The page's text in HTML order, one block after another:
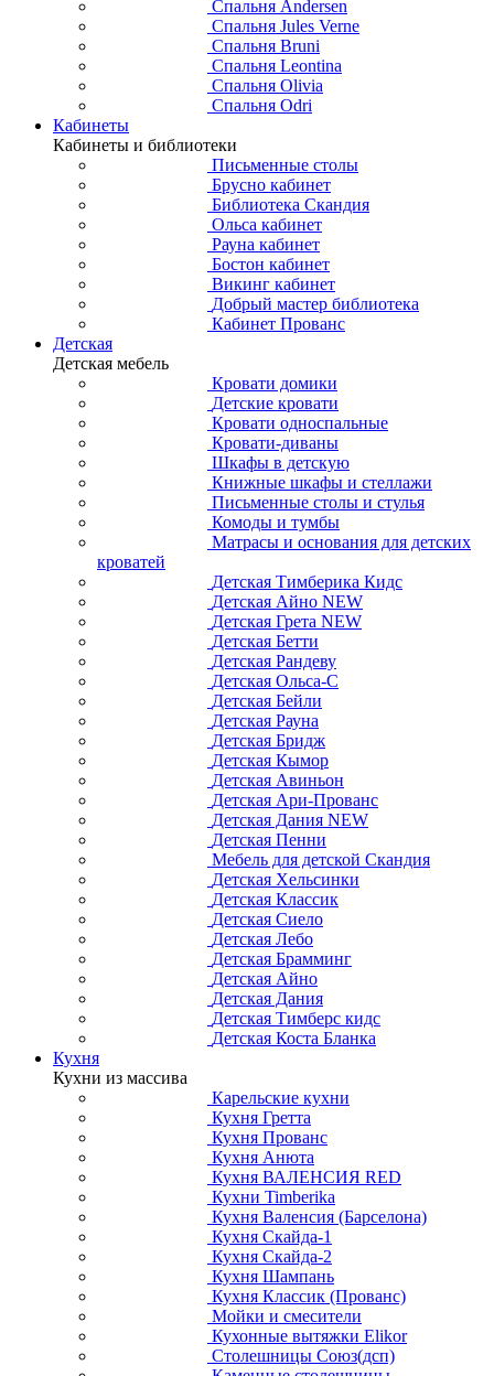
Спальня Andersen
Спальня Jules Verne
Спальня Bruni
Спальня Leontina
Спальня Olivia
Спальня Odri
Кабинеты
Кабинеты и библиотеки
Письменные столы
Брусно кабинет
Библиотека Скандия
Ольса кабинет
Рауна кабинет
Бостон кабинет
Викинг кабинет
Добрый мастер библиотека
Кабинет Прованс
Детская
Детская мебель
Кровати домики
Детские кровати
Кровати односпальные
Кровати-диваны
Шкафы в детскую
Книжные шкафы и стеллажи
Письменные столы и стулья
Комоды и тумбы
Матрасы и основания для детских
кроватей
Детская Тимберика Кидс
Детская Айно NEW
Детская Грета NEW
Детская Бетти
Детская Рандеву
Детская Ольса-С
Детская Бейли
Детская Рауна
Детская Бридж
Детская Кымор
Детская Авиньон
Детская Ари-Прованс
Детская Дания NEW
Детская Пенни
Мебель для детской Скандия
Детская Хельсинки
Детская Классик
Детская Сиело
Детская Лебо
Детская Брамминг
Детская Айно
Детская Дания
Детская Тимберс кидс
Детская Коста Бланка
Кухня
Кухни из массива
Карельские кухни
Кухня Гретта
Кухня Прованс
Кухня Анюта
Кухня ВАЛЕНСИЯ RED
Кухни Timberika
Кухня Валенсия (Барселона)
Кухня Скайда-1
Кухня Скайда-2
Кухня Шампань
Кухня Классик (Прованс)
Мойки и смесители
Кухонные вытяжки Elikor
Столешницы Союз(дсп)